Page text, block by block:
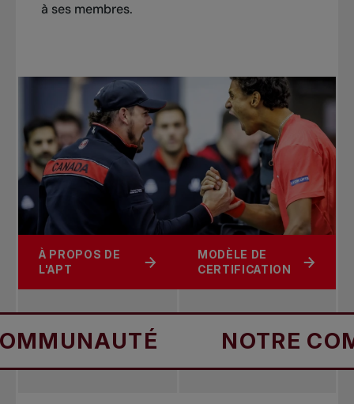
à ses membres.
À PROPOS DE
L'APT
MODÈLE DE
CERTIFICATION
NOTRE